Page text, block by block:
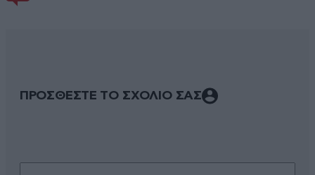
ΠΡΟΣΘΕΣΤΕ ΤΟ ΣΧΟΛΙΟ ΣΑΣ